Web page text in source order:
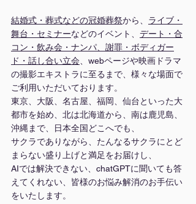
結婚式・葬式などの冠婚葬祭から、 ライブ・
舞台 ・ セミナーなどのイベント、 デート・合
コン・飲み会・ナンパ、謝罪・ボディガー
ド・話し合い立会、webページや映画ドラマ
の撮影エキストラに至るまで、様々な場面で
ご利用いただいております。
東京、大阪、名古屋、福岡、仙台といった大
都市を始め、北は北海道から、南は鹿児島、
沖縄まで、日本全国どこへでも、
サクラでありながら、たんなるサクラにとど
まらない盛り上げと満足をお届けし、
AIでは解決できない、chatGPTに聞いても答
えてくれない、皆様のお悩み解消のお手伝い
をいたします。